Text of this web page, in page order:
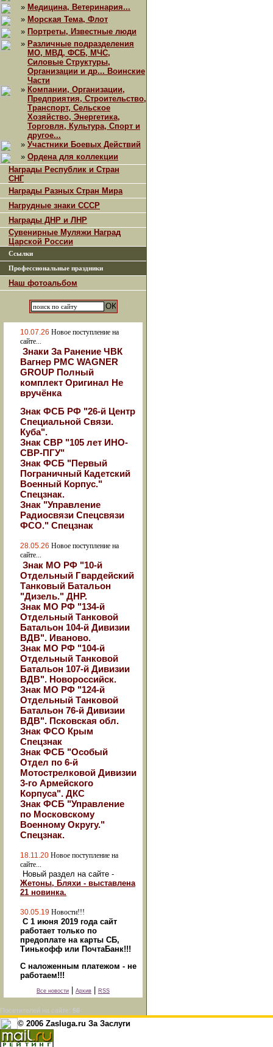
» Медицина, Ветеринария...
» Морская Тема, Флот
» Портреты, Известные люди
» Различные подразделения
МО, МВД, ФСБ, МЧС,
Силовые Структуры,
Организации и др... Воинские
Части
» Компании, Организации,
Предприятия, Строительство,
Транспорт, Сельское
Хозяйство, Энергетика,
Торговля, Культура, Спорт и
другое...
» Участники Боевых Действий
» Ордена для коллекции
Награды Республик и Стран
СНГ
Награды Разных Стран Мира
Нагрудные знаки СССР
Награды ДНР и ЛНР
Сувенирные Муляжи Наград
Царской России
Ссылки
Профессиональные праздники
Наш фотоальбом
10.07.26 Новое поступление на
сайте...
Знаки За Ранение ЧВК
Вагнер РМС WAGNER
GROUP Полный
комплект Оригинал Не
вручёнка
Знак ФСБ РФ "26-й Центр
Специальной Связи.
Куба".
Знак СВР "105 лет ИНО-
СВР-ПГУ"
Знак ФСБ "Первый
Пограничный Кадетский
Военный Корпус."
Спецзнак.
Знак "Управление
Радиосвязи Спецсвязи
ФСО." Спецзнак
28.05.26 Новое поступление на
сайте...
Знак МО РФ "10-й
Отдельный Гвардейский
Танковый Батальон
"Дизель." ДНР.
Знак МО РФ "134-й
Отдельный Танковой
Батальон 104-й Дивизии
ВДВ". Иваново.
Знак МО РФ "104-й
Отдельный Танковой
Батальон 107-й Дивизии
ВДВ". Новороссийск.
Знак МО РФ "124-й
Отдельный Танковой
Батальон 76-й Дивизии
ВДВ". Псковская обл.
Знак ФСО Крым
Спецзнак
Знак ФСБ "Особый
Отдел по 6-й
Мотострелковой Дивизии
3-го Армейского
Корпуса". ДКС
Знак ФСБ "Управление
по Московскому
Военному Округу."
Спецзнак.
18.11.20 Новое поступление на
сайте...
Новый раздел на сайте -
Жетоны, Бляхи - выставлена
21 новинка.
30.05.19 Новости!!!
С 1 июня 2019 года сайт
работает только по
предоплате на карты СБ,
Тинькофф или ПочтаБанк!!!
С наложенным платежом - не
работаем!!!
Все новости Архив RSS
Посетителей на сайте: 56
© 2006 Zasluga.ru За Заслуги